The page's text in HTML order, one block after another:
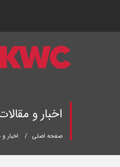
اخبار و
صفحه اصلی اخبار